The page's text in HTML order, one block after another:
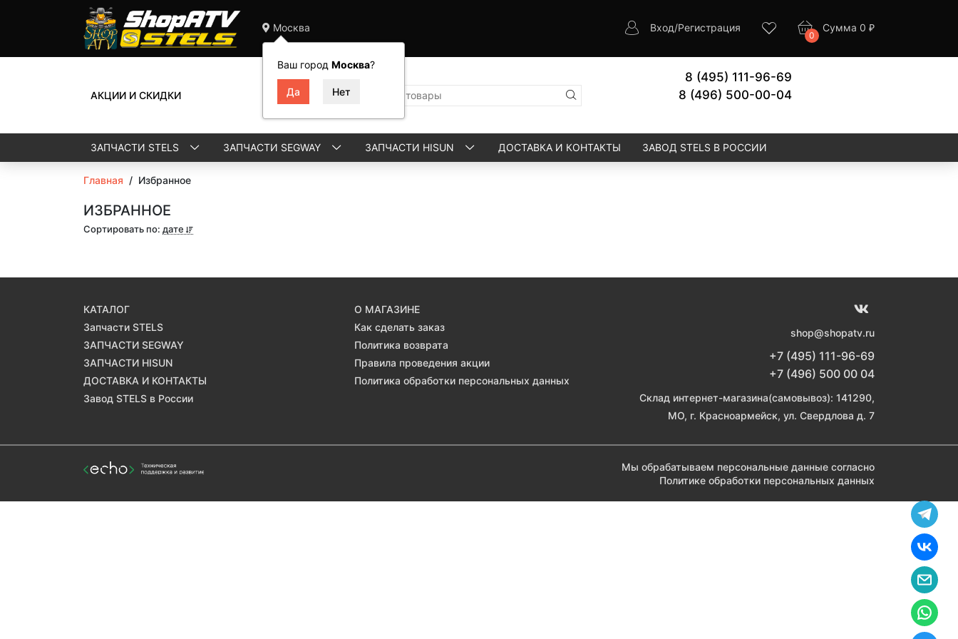
Москва
Ваш город Москва?
Вход/Регистрация
0
Сумма 0 ₽
АКЦИИ И СКИДКИ
8 (495) 111-96-69
8 (496) 500-00-04
ЗАПЧАСТИ STELS ЗАПЧАСТИ SEGWAY ЗАПЧАСТИ HISUN ДОСТАВКА И КОНТАКТЫ ЗАВОД STELS В РОССИИ
Главная / Избранное
ИЗБРАННОЕ
Сортировать по: дате
КАТАЛОГ
Запчасти STELS
ЗАПЧАСТИ SEGWAY
ЗАПЧАСТИ HISUN
ДОСТАВКА И КОНТАКТЫ
Завод STELS в России
О МАГАЗИНЕ
Как сделать заказ
Политика возврата
Правила проведения акции
Политика обработки персональных данных
shop@shopatv.ru
+7 (495) 111-96-69
+7 (496) 500 00 04
Склад интернет-магазина(самовывоз): 141290,
МО, г. Красноармейск, ул. Свердлова д. 7
Мы обрабатываем персональные данные согласно
Политике обработки персональных данных